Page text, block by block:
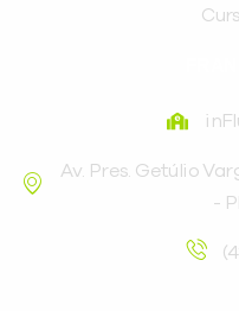
Av. Pres. Getúlio
-